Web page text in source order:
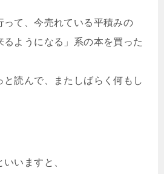
って、今売れている平積みの
るようになる」系の本を買った
読んで、またしばらく何もし
いますと、